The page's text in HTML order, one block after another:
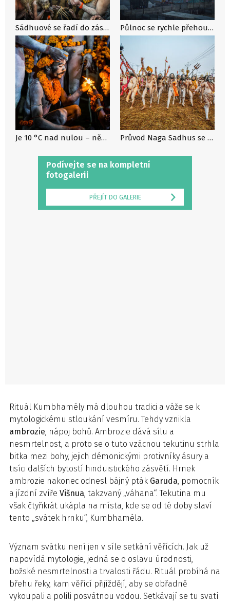
Podívejte se na kompletní
fotogalerii
PŘEJÍT DO GALERIE
Sádhuové se řadí do zástupu, který z obou stran obklopují indičtí policisté s dřevěnými holemi v rukou, aby razili cestu a rozháněli davy přihlížejících. Průvod se dává do pohybu. Občas zastaví, a to je vhodná chvíle na pokouření. Nágové zapalují své hliněné fajfky čilamy napěchované tabákem, někdy i marihuanou či hašišem. Jsou to asketi, kteří se zřekli sexu, rodinného života i alkoholu, ale kouření ne. Je prý božského původu a propojuje je s jejich bohy. Půlnoc se rychle přehoupne a Nágové se začínají scházet. Atmosféra je plná napětí. Z reproduktorů všude kolem se linou rozskřípané hinduistické mantry, do očí štípe kouř z ohňů, které hoří všude kolem. Když foukne vítr, zvíří jemný písek z vyschlých břehů Gangy.
Je 10 °C nad nulou – někteří naháči se klepou zimou, jiní jsou otužilí ze svých himálajských pousteven a snášejí zimu se stoickým klidem. Každou chvíli začne některý z nich křičet „Haré Haré“ a zdraví Kršnu a další hinduistická božstva. Ostatní se přidávají. Je cítit jejich euforie a nedočkavost, až dorazí k Matce řek a vrhnou se do jejích očistných vod, aby ze sebe smyli vše špatné. Průvod Naga Sadhus se blíží k soutoku řeky Gangy a Jamuny v místě zvaném Sangam. Euforie vrcholí. Svatí muži se rozbíhají ke skoku do vod posvátné řeky, aby vykonali rituální koupel.
Rituál Kumbhamély má dlouhou tradici a váže se k
mytologickému stloukání vesmíru. Tehdy vznikla
ambrozie, nápoj bohů. Ambrozie dává sílu a
nesmrtelnost, a proto se o tuto vzácnou tekutinu strhla
bitka mezi bohy, jejich démonickými protivníky ásury a
tisíci dalších bytostí hinduistického zásvětí. Hrnek
ambrozie nakonec odnesl bájný pták Garuda, pomocník
a jízdní zvíře Višnua, takzvaný „váhana“. Tekutina mu
však čtyřikrát ukápla na místa, kde se od té doby slaví
tento „svátek hrnku“, Kumbhaméla.
Význam svátku není jen v síle setkání věřících. Jak už
napovídá mytologie, jedná se o oslavu úrodnosti,
božské nesmrtelnosti a trvalosti řádu. Rituál probíhá na
břehu řeky, kam věřící přijíždějí, aby se obřadně
vykoupali a polili posvátnou vodou. Setkávají se tu svatí